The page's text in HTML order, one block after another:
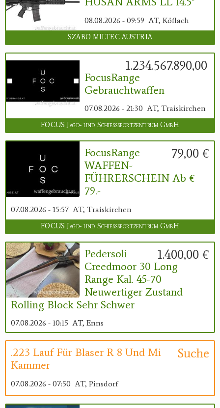
08.08.2026 - 09:59 AT, Köflach
SZABO MILTEC AUSTRIA
1.234.567.890,00 €
FocusRange
Gebrauchtwaffen
07.08.2026 - 21:30 AT, Traiskirchen
FOCUS Jagd- und Schießsportzentrum GmbH
79,00 €
FocusRange
WAFFEN-
FÜHRERSCHEIN Ab €
79.-
07.08.2026 - 15:57 AT, Traiskirchen
FOCUS Jagd- und Schießsportzentrum GmbH
1.400,00 €
Pedersoli
Creedmoor 30 Long
Range Kal. 45-70
Neuwertiger Zustand
Rolling Block Sehr Schwer
07.08.2026 - 10:15 AT, Enns
Suche
.223 Lauf Für Blaser R 8 Und Mi
Kammer
07.08.2026 - 07:50 AT, Pinsdorf